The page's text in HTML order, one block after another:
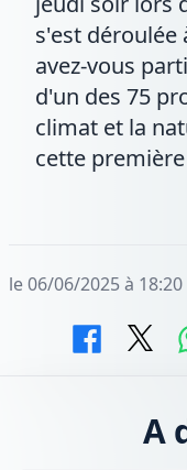
s'est déroulée
avez-vous
d'un des 75
climat et la
cette
le 06/06/2025 à 18:20
A